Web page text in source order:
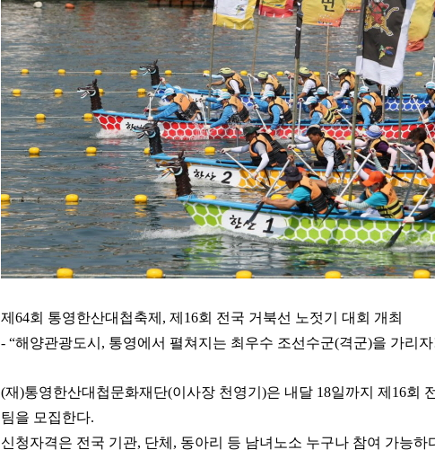
제 64회 통영한산대첩축제 , 제 16회 전국 거북선 노젓기 대회 개최
- “해양관광도시 , 통영에서 펼쳐지는 최우수 조선수군(격군)을 가리자
(재)통영한산대첩문화재단(이사장 천영기 )은 내달 18일까지 제 16회
팀을 모집한다.
신청자격은 전국 기관, 단체 , 동아리 등 남녀노소 누구나 참여 가능하